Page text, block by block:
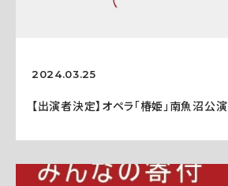
2024.03.25
【出演者決定】オペラ「椿姫」南魚沼公演